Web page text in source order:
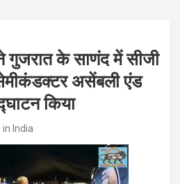
गुजरात के साणंद में सीजी
असेंबली एंड
किया
in India